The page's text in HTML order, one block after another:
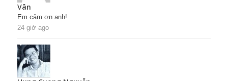
Vân
Em cảm ơn anh!
24 giờ ago